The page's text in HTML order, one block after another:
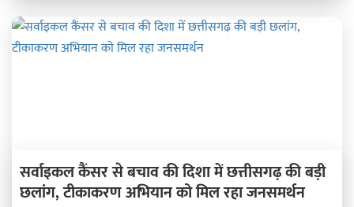
सर्वाइकल कैंसर से बचाव की दिशा में छत्तीसगढ़ की बड़ी
छलांग, टीकाकरण अभियान को मिल रहा जनसमर्थन